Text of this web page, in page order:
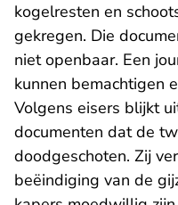
kogelresten en
gekregen. Die
niet openbaar. Een
kunnen bemachtigen
Volgens eisers blijkt
documenten dat de
doodgeschoten. Zij
beëindiging van de